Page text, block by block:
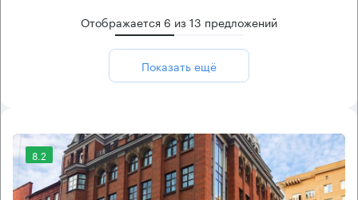
Отображается 6 из13 предложений
Показать ещё
8.2